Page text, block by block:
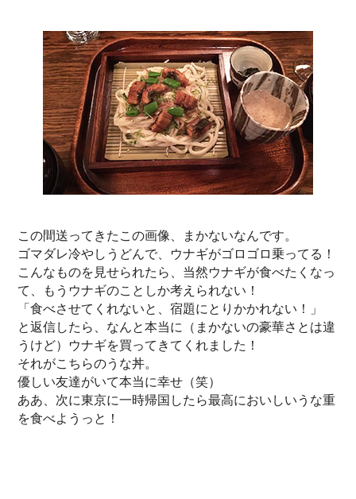
この間送ってきたこの画像、まかないなんです。
ゴマダレ冷やしうどんで、ウナギがゴロゴロ乗ってる！
こんなものを見せられたら、当然ウナギが食べたくなっ
て、もうウナギのことしか考えられない！
「食べさせてくれないと、宿題にとりかかれない！」
と返信したら、なんと本当に（まかないの豪華さとは違
うけど）ウナギを買ってきてくれました！
それがこちらのうな丼。
優しい友達がいて本当に幸せ（笑）
ああ、次に東京に一時帰国したら最高においしいうな重
を食べようっと！